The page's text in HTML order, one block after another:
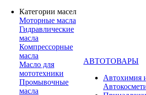
Категории масел
Моторные масла
Гидравлические
масла
Компрессорные
масла
Масло для
мототехники
Промывочные
масла
АВТОТОВАРЫ
Автохимия